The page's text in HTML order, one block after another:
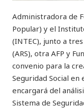
Administradora de
Popular) y el
(INTEC), junto a
(ARS), otra AFP y
convenio para la
Seguridad Social en
encargará del
Sistema de